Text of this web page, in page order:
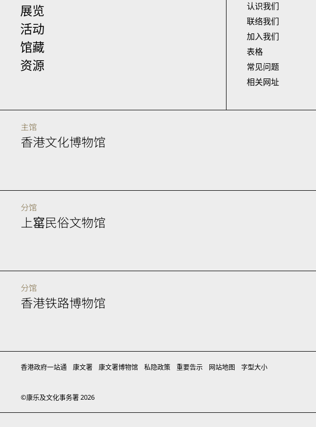
展览
活动
馆藏
资源
认识我们
联络我们
加入我们
表格
常见问题
相关网址
主馆
香港文化博物馆
分馆
上窰民俗文物馆
分馆
香港铁路博物馆
香港政府一站通 康文署 康文署博物馆 私隐政策 重要告示 网站地图 字型大小
©康乐及文化事务署2026